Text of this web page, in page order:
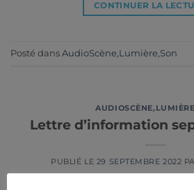
CONTINUER LA
Posté dans AudioScène Lumière Son
AUDIOSCÈNE,
Lettre d’information
PUBLIÉ LE 29 SEPTEMBRE 2022